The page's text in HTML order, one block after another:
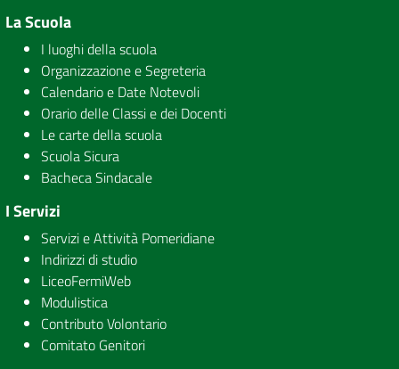
La Scuola
I luoghi della scuola
Organizzazione e Segreteria
Calendario e Date Notevoli
Orario delle Classi e dei Docenti
Le carte della scuola
Scuola Sicura
Bacheca Sindacale
I Servizi
Servizi e Attività Pomeridiane
Indirizzi di studio
LiceoFermiWeb
Modulistica
Contributo Volontario
Comitato Genitori